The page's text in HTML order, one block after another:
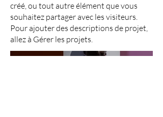
créé, ou tout autre élément que vous
souhaitez partager avec les visiteurs.
Pour ajouter des descriptions de projet,
allez à Gérer les projets.